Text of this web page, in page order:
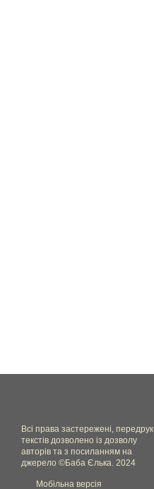
Всі права застережені, передрук
текстів дозволено із дозволу
авторів та з посиланням на
джерело ©Баба Єлька. 2024
Мобільна версія